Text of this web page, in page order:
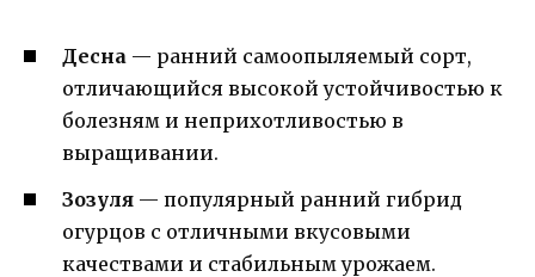
Десна — ранний самоопыляемый сорт,
отличающийся высокой устойчивостью к
болезням и неприхотливостью в
выращивании.
Зозуля — популярный ранний гибрид
огурцов с отличными вкусовыми
качествами и стабильным урожаем.